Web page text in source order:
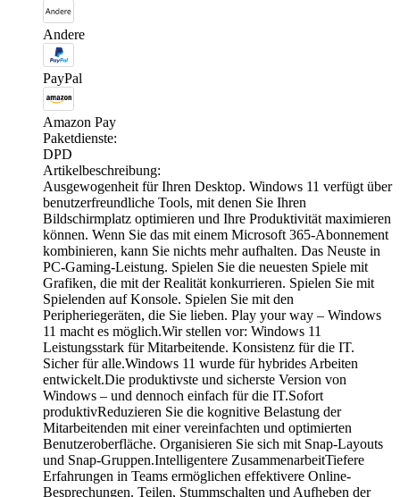
Andere
PayPal
Amazon Pay
Paketdienste:
DPD
Artikelbeschreibung:
Ausgewogenheit für Ihren Desktop. Windows 11 verfügt über
benutzerfreundliche Tools, mit denen Sie Ihren
Bildschirmplatz optimieren und Ihre Produktivität maximieren
können. Wenn Sie das mit einem Microsoft 365-Abonnement
kombinieren, kann Sie nichts mehr aufhalten. Das Neuste in
PC-Gaming-Leistung. Spielen Sie die neuesten Spiele mit
Grafiken, die mit der Realität konkurrieren. Spielen Sie mit
Spielenden auf Konsole. Spielen Sie mit den
Peripheriegeräten, die Sie lieben. Play your way – Windows
11 macht es möglich.Wir stellen vor: Windows 11
Leistungsstark für Mitarbeitende. Konsistenz für die IT.
Sicher für alle.Windows 11 wurde für hybrides Arbeiten
entwickelt.Die produktivste und sicherste Version von
Windows – und dennoch einfach für die IT.Sofort
produktivReduzieren Sie die kognitive Belastung der
Mitarbeitenden mit einer vereinfachten und optimierten
Benutzeroberfläche. Organisieren Sie sich mit Snap-Layouts
und Snap-Gruppen.Intelligentere ZusammenarbeitTiefere
Erfahrungen in Teams ermöglichen effektivere Online-
Besprechungen. Teilen, Stummschalten und Aufheben der